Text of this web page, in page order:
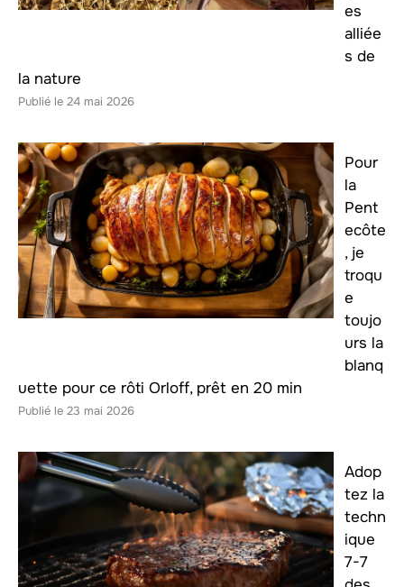
es
alliée
s de
la nature
24 mai 2026
Pour
la
Pent
ecôte
, je
troqu
e
toujo
urs la
blanq
uette pour ce rôti Orloff, prêt en 20 min
23 mai 2026
Adop
tez la
techn
ique
7-7